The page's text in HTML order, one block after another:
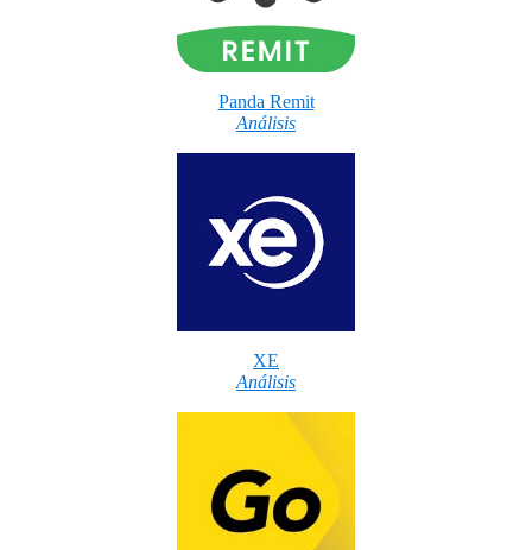
Panda Remit
Análisis
XE
Análisis